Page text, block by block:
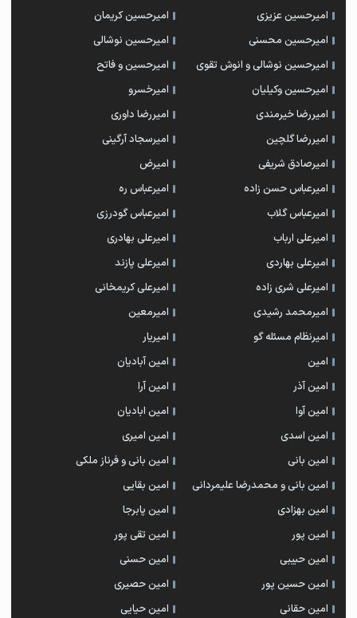
امیرحسین عزیزی
امیرحسین کریمان
امیرحسین محسنی
امیرحسین نوشالی
امیرحسین نوشالی و انوش تقوی
امیرحسین و فاتح
امیرحسین وکیلیان
امیرخسرو
امیررضا خیرمندی
امیررضا داوری
امیررضا گلچین
امیرسجاد آرگینی
امیرصادق شریفی
امیرض
امیرعباس حسن زاده
امیرعباس ره
امیرعباس گلاب
امیرعباس گودرزی
امیرعلی ارباب
امیرعلی بهادری
امیرعلی بهاردی
امیرعلی پازند
امیرعلی شری زاده
امیرعلی کریمخانی
امیرمحمد رشیدی
امیرمعین
امیرنظام مسئله گو
امیریار
امین
امین آبادیان
امین آذر
امین آرا
امین آوا
امین ابادیان
امین اسدی
امین امیری
امین بانی
امین بانی و فرناز ملکی
امین بانی و محمدرضا علیمردانی
امین بقایی
امین بهزادی
امین پابرجا
امین پور
امین تقی پور
امین حبیبی
امین حسنی
امین حسین پور
امین حصیری
امین حقانی
امین حیایی